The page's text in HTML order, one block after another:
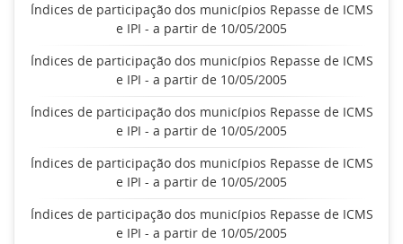
Índices de participação dos municípios Repasse de ICMS
e IPI - a partir de 10/05/2005
Índices de participação dos municípios Repasse de ICMS
e IPI - a partir de 10/05/2005
Índices de participação dos municípios Repasse de ICMS
e IPI - a partir de 10/05/2005
Índices de participação dos municípios Repasse de ICMS
e IPI - a partir de 10/05/2005
Índices de participação dos municípios Repasse de ICMS
e IPI - a partir de 10/05/2005